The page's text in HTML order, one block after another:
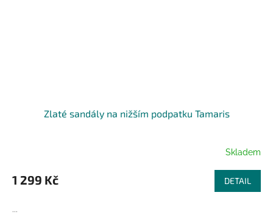
Zlaté sandály na nižším podpatku Tamaris
Skladem
1 299 Kč DETAIL
...